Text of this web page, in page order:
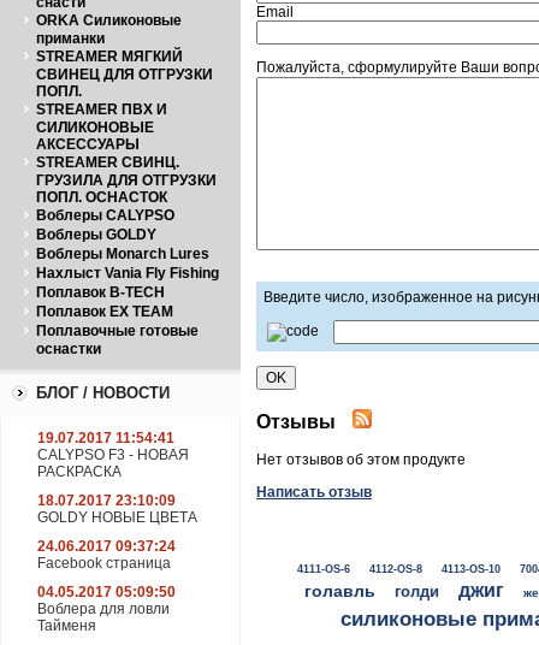
ORKA Силиконовые
приманки
STREAMER МЯГКИЙ
СВИНЕЦ ДЛЯ ОТГРУЗКИ
ПОПЛ.
STREAMER ПВХ И
СИЛИКОНОВЫЕ
АКСЕССУАРЫ
STREAMER СВИНЦ.
ГРУЗИЛА ДЛЯ ОТГРУЗКИ
ПОПЛ. ОСНАСТОК
Воблеры CALYPSO
Воблеры GOLDY
Воблеры Monarch Lures
Нахлыст Vania Fly Fishing
Поплавок B-TECH
Поплавок EX TEAM
Поплавочные готовые
оснастки
БЛОГ / НОВОСТИ
19.07.2017 11:54:41
CALYPSO F3 - НОВАЯ
РАСКРАСКА
18.07.2017 23:10:09
GOLDY НОВЫЕ ЦВЕТА
24.06.2017 09:37:24
Facebook страница
04.05.2017 05:09:50
Воблера для ловли
Тайменя
Email
Пожалуйста, сформулируйте Ваши
Введите число, изображенное на
Отзывы
Нет отзывов об этом продукте
Написать отзыв
4111-OS-6 4112-OS-8 4113-OS-10
голавль голди джиг
силиконовые